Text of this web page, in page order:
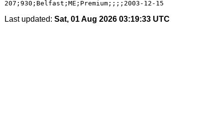
Last updated: Sat, 01 Aug 2026 03:19:33 UTC